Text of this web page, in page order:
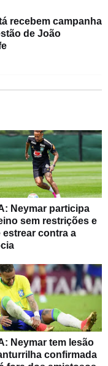
recebem campanha
de João
Neymar participa
sem restrições e
estrear contra a
Neymar tem lesão
confirmada